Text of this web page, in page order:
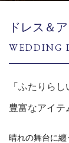
ドレス＆
WEDDING
「ふたりら
豊富なアイテ
晴れの舞台に纏